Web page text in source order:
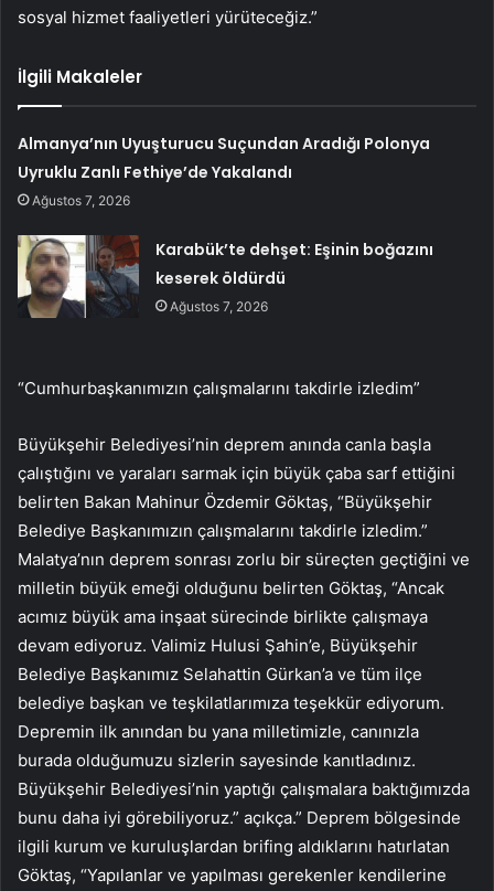
sosyal hizmet faaliyetleri yürüteceğiz.”
İlgili Makaleler
Almanya’nın Uyuşturucu Suçundan Aradığı Polonya
Uyruklu Zanlı Fethiye’de Yakalandı
Ağustos 7, 2026
Karabük’te dehşet: Eşinin boğazını
keserek öldürdü
Ağustos 7, 2026
“Cumhurbaşkanımızın çalışmalarını takdirle izledim”
Büyükşehir Belediyesi’nin deprem anında canla başla
çalıştığını ve yaraları sarmak için büyük çaba sarf ettiğini
belirten Bakan Mahinur Özdemir Göktaş, “Büyükşehir
Belediye Başkanımızın çalışmalarını takdirle izledim.”
Malatya’nın deprem sonrası zorlu bir süreçten geçtiğini ve
milletin büyük emeği olduğunu belirten Göktaş, “Ancak
acımız büyük ama inşaat sürecinde birlikte çalışmaya
devam ediyoruz. Valimiz Hulusi Şahin’e, Büyükşehir
Belediye Başkanımız Selahattin Gürkan’a ve tüm ilçe
belediye başkan ve teşkilatlarımıza teşekkür ediyorum.
Depremin ilk anından bu yana milletimizle, canınızla
burada olduğumuzu sizlerin sayesinde kanıtladınız.
Büyükşehir Belediyesi’nin yaptığı çalışmalara baktığımızda
bunu daha iyi görebiliyoruz.” açıkça.” Deprem bölgesinde
ilgili kurum ve kuruluşlardan brifing aldıklarını hatırlatan
Göktaş, “Yapılanlar ve yapılması gerekenler kendilerine